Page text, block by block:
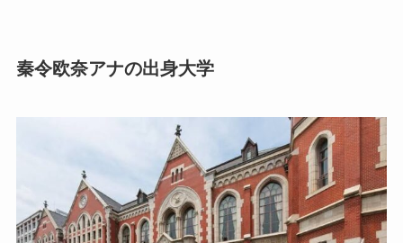
秦令欧奈アナの出身大学